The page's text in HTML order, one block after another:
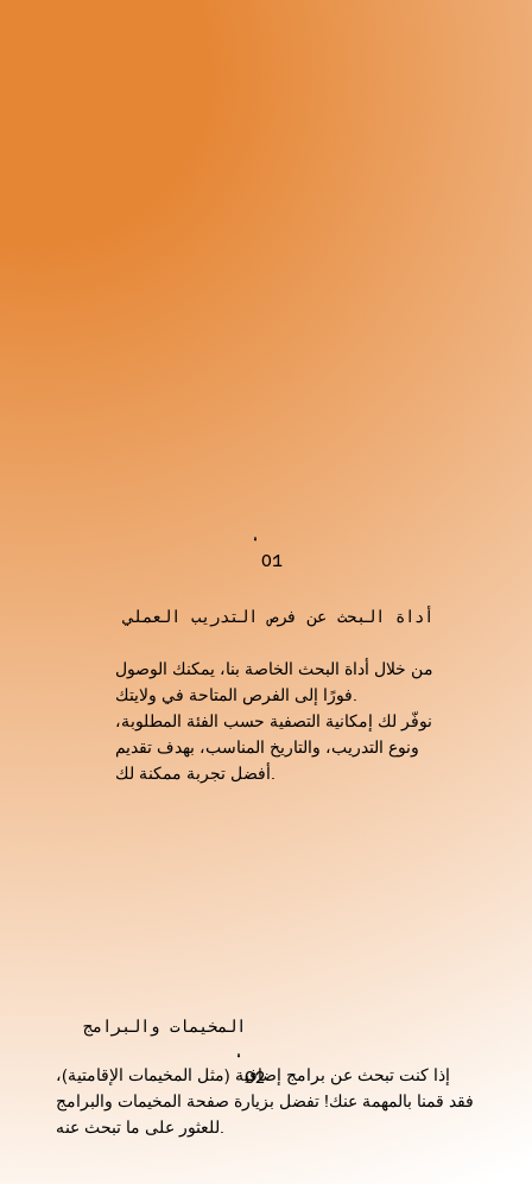
أداة البحث عن فرص التدريب العملي
من خلال أداة البحث الخاصة بنا، يمكنك الوصول
فورًا إلى الفرص المتاحة في ولايتك.
نوفّر لك إمكانية التصفية حسب الفئة المطلوبة،
ونوع التدريب، والتاريخ المناسب، بهدف تقديم
أفضل تجربة ممكنة لك.
01
02
المخيمات والبرامج
إذا كنت تبحث عن برامج إضافية (مثل المخيمات الإقامتية)،
فقد قمنا بالمهمة عنك! تفضل بزيارة صفحة المخيمات والبرامج